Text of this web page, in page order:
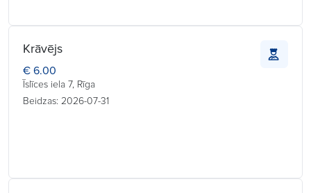
Krāvējs
€ 6.00
Īslīces iela 7, Rīga
Beidzas: 2026-07-31